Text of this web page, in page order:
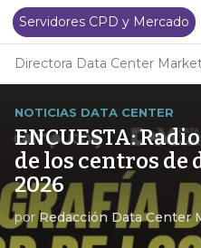
Servidores CPD y Mercado
Directora Data Center
NOTICIAS DATA CENTER
ENCUESTA:
de los centros de
2026
porRedacción Data Center